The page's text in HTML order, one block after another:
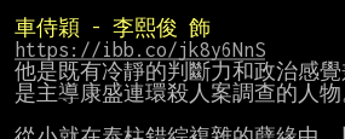
車侍穎 - 李熙俊 飾
https://ibb.co/jk8y6NnS
他是既有冷靜的判斷力和政治感
是主導康盛連環殺人案調查的人物